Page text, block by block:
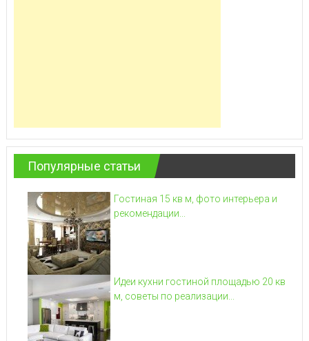
Популярные статьи
Гостиная 15 кв м, фото интерьера и
рекомендации...
Идеи кухни гостиной площадью 20 кв
м, советы по реализации...